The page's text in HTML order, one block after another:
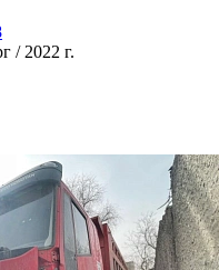
/ 2022 г.